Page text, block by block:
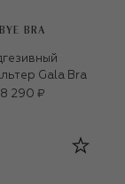
BYE BRA
Gala Bra
8 290 ₽